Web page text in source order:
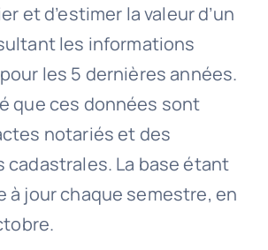
et d’estimer la valeur d’un
les informations
les 5 dernières années.
que ces données sont
notariés et des
cadastrales. La base étant
à jour chaque semestre, en